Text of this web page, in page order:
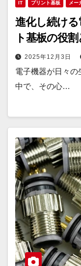
IT プリント基板 メー
進化し続け
ト基板の役
2025年12月3日
電子機器が日々の
中で、その心…